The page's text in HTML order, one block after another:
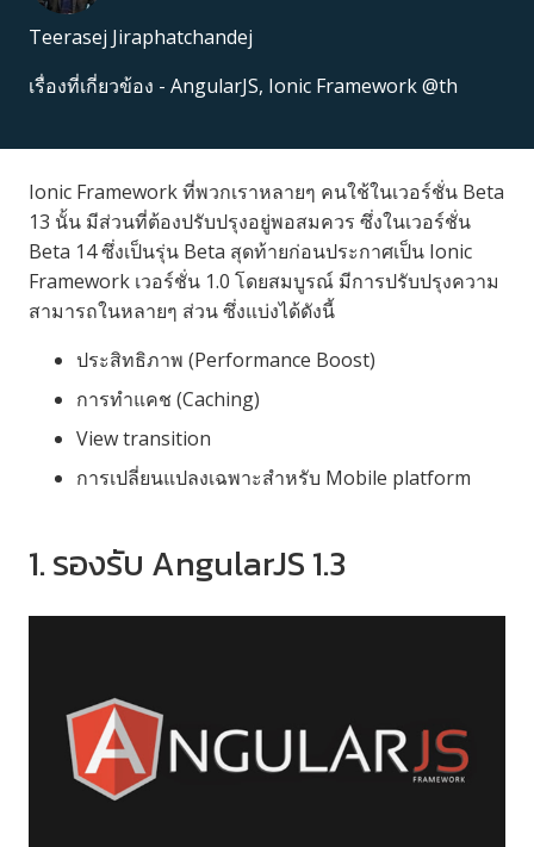
Teerasej Jiraphatchandej
เรื่องที่เกี่ยวข้อง - AngularJS, Ionic Framework @th
Ionic Framework ที่พวกเราหลายๆ คนใช้ในเวอร์ชั่น Beta
13 นั้น มีส่วนที่ต้องปรับปรุงอยู่พอสมควร ซึ่งในเวอร์ชั่น
Beta 14 ซึ่งเป็นรุ่น Beta สุดท้ายก่อนประกาศเป็น Ionic
Framework เวอร์ชั่น 1.0 โดยสมบูรณ์ มีการปรับปรุงความ
สามารถในหลายๆ ส่วน ซึ่งแบ่งได้ดังนี้
ประสิทธิภาพ (Performance Boost)
การทำแคช (Caching)
View transition
การเปลี่ยนแปลงเฉพาะสำหรับ Mobile platform
1. รองรับ AngularJS 1.3